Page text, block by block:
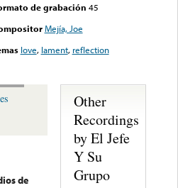
de grabación 45
Mejía, Joe
love, lament, reflection
de
Other
Recordings
by El Jefe
Y Su
Grupo